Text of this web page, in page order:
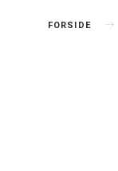
FORSIDE